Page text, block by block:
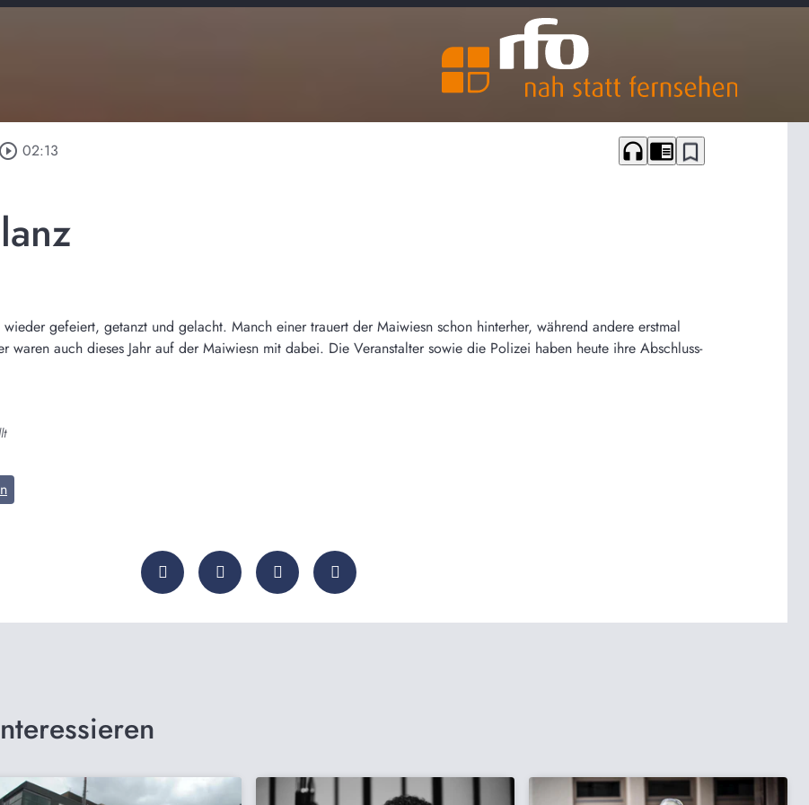
play_circle_outline 02:13 headphones chrome_reader_mode bookmark_border
gefeiert, getanzt und gelacht. Manch einer trauert der Maiwiesn schon hinterher, während andere erstmal
waren auch dieses Jahr auf der Maiwiesn mit dabei. Die Veranstalter sowie die Polizei haben heute ihre Abschluss-